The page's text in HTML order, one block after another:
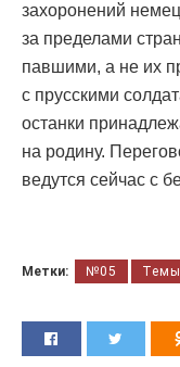
захоронений
за пределами
павшими, а не их
с прусскими
останки
на родину.
ведутся сейчас с
Метки: №05